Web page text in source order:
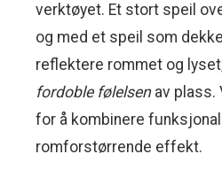
verktøyet. Et stort speil
og med et speil som
reflektere rommet og
fordoble følelsenav plass.
for å kombinere
romforstørrende effekt.